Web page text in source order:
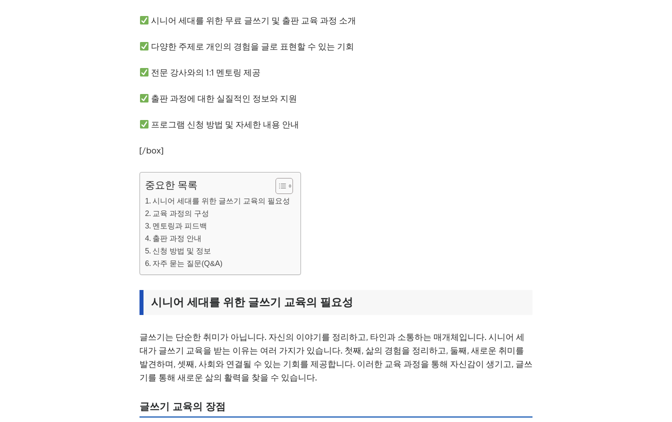
시니어 세대를 위한 무료 글쓰기 및 출판 교육 과정 소개
다양한 주제로 개인의 경험을 글로 표현할 수 있는 기회
전문 강사와의 1:1 멘토링 제공
출판 과정에 대한 실질적인 정보와 지원
프로그램 신청 방법 및 자세한 내용 안내
[/box]
중요한 목록
시니어 세대를 위한 글쓰기 교육의 필요성
교육 과정의 구성
멘토링과 피드백
출판 과정 안내
신청 방법 및 정보
자주 묻는 질문(Q&A)
시니어 세대를 위한 글쓰기 교육의 필요성
글쓰기는 단순한 취미가 아닙니다. 자신의 이야기를 정리하고, 타인과 소통하는 매개체입니다. 시니어 세
대가 글쓰기 교육을 받는 이유는 여러 가지가 있습니다. 첫째, 삶의 경험을 정리하고, 둘째, 새로운 취미를
발견하며, 셋째, 사회와 연결될 수 있는 기회를 제공합니다. 이러한 교육 과정을 통해 자신감이 생기고, 글쓰
기를 통해 새로운 삶의 활력을 찾을 수 있습니다.
글쓰기 교육의 장점